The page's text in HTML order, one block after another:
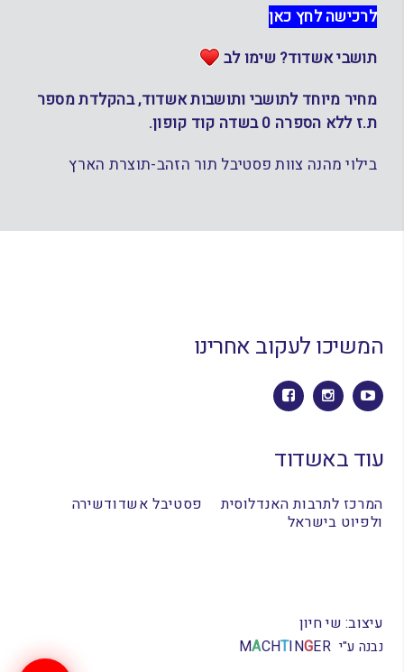
לרכישה לחץ כאן
תושבי אשדוד? שימו לב
מחיר מיוחד לתושבי ותושבות אשדוד, בהקלדת מספר
ת.ז ללא הספרה 0 בשדה קוד קופון.
בילוי מהנה צוות פסטיבל תור הזהב-תוצרת הארץ
המשיכו לעקוב אחרינו
עוד באשדוד
המרכז לתרבות האנדלוסית
ולפיוט בישראל
פסטיבל אשדודשירה
עיצוב: שי חיון
נבנה ע"י MACHTINGER